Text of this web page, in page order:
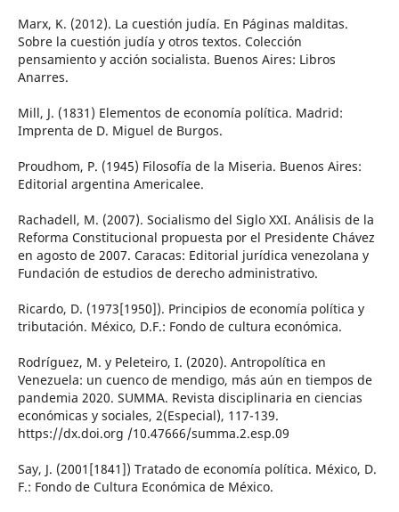
Marx, K. (2012). La cuestión judía. En Páginas malditas.
Sobre la cuestión judía y otros textos. Colección
pensamiento y acción socialista. Buenos Aires: Libros
Anarres.
Mill, J. (1831) Elementos de economía política. Madrid:
Imprenta de D. Miguel de Burgos.
Proudhom, P. (1945) Filosofía de la Miseria. Buenos Aires:
Editorial argentina Americalee.
Rachadell, M. (2007). Socialismo del Siglo XXI. Análisis de la
Reforma Constitucional propuesta por el Presidente Chávez
en agosto de 2007. Caracas: Editorial jurídica venezolana y
Fundación de estudios de derecho administrativo.
Ricardo, D. (1973[1950]). Principios de economía política y
tributación. México, D.F.: Fondo de cultura económica.
Rodríguez, M. y Peleteiro, I. (2020). Antropolítica en
Venezuela: un cuenco de mendigo, más aún en tiempos de
pandemia 2020. SUMMA. Revista disciplinaria en ciencias
económicas y sociales, 2(Especial), 117-139.
https://dx.doi.org /10.47666/summa.2.esp.09
Say, J. (2001[1841]) Tratado de economía política. México, D.
F.: Fondo de Cultura Económica de México.